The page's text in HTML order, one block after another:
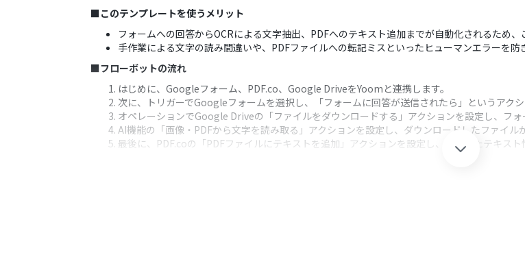
■このテンプレートを使うメリット
フォームへの回答からOCRによる文字抽出、PDFへのテキスト追加までが自動化されるため
手作業による文字の読み間違いや、PDFファイルへの転記ミスといったヒューマンエラーを防
■フローボットの流れ
はじめに、Googleフォーム、PDF.co、Google DriveをYoomと連携します。
次に、トリガーでGoogleフォームを選択し、「フォームに回答が送信されたら」というアクシ
オペレーションでGoogle Driveの「ファイルをダウンロードする」アクションを設定し、フォ
AI機能の「画像・PDFから文字を読み取る」アクションを設定し、ダウンロードしたファイル
最後に、PDF.coの「PDFファイルにテキストを追加」アクションを設定し、抽出したテキスト